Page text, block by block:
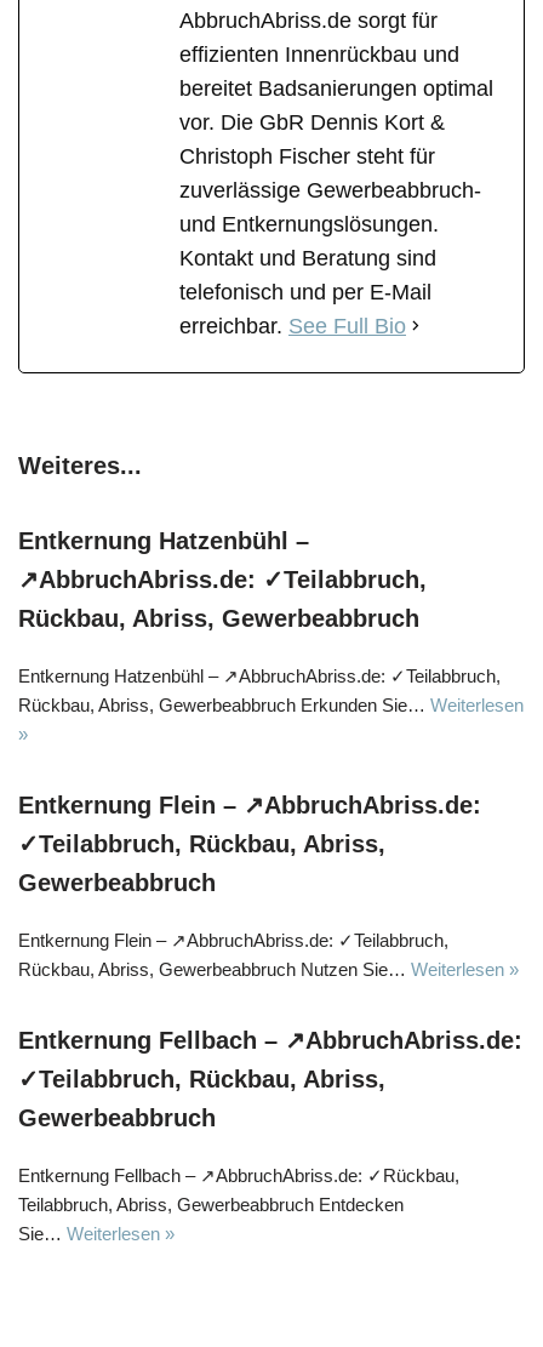
AbbruchAbriss.de sorgt für
effizienten Innenrückbau und
bereitet Badsanierungen optimal
vor. Die GbR Dennis Kort &
Christoph Fischer steht für
zuverlässige Gewerbeabbruch-
und Entkernungslösungen.
Kontakt und Beratung sind
telefonisch und per E-Mail
erreichbar. See Full Bio
Weiteres...
Entkernung Hatzenbühl –
↗️AbbruchAbriss.de: ✓Teilabbruch,
Rückbau, Abriss, Gewerbeabbruch
Entkernung Hatzenbühl – ↗️AbbruchAbriss.de: ✓Teilabbruch,
Rückbau, Abriss, Gewerbeabbruch Erkunden Sie… Weiterlesen
»
Entkernung Flein – ↗️AbbruchAbriss.de:
✓Teilabbruch, Rückbau, Abriss,
Gewerbeabbruch
Entkernung Flein – ↗️AbbruchAbriss.de: ✓Teilabbruch,
Rückbau, Abriss, Gewerbeabbruch Nutzen Sie… Weiterlesen »
Entkernung Fellbach – ↗️AbbruchAbriss.de:
✓Teilabbruch, Rückbau, Abriss,
Gewerbeabbruch
Entkernung Fellbach – ↗️AbbruchAbriss.de: ✓Rückbau,
Teilabbruch, Abriss, Gewerbeabbruch Entdecken
Sie… Weiterlesen »